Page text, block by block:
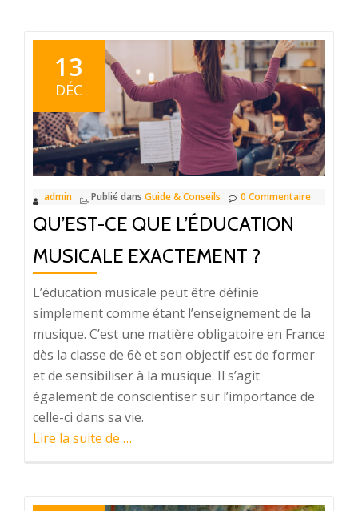
:
moyen
pour
libérer
le
stress
13
DÉC
admin Publié dans Guide & Conseils 0 Commentaire
QU’EST-CE QUE L’ÉDUCATION
MUSICALE EXACTEMENT ?
L’éducation musicale peut être définie
simplement comme étant l’enseignement de la
musique. C’est une matière obligatoire en France
dès la classe de 6è et son objectif est de former
et de sensibiliser à la musique. Il s’agit
également de conscientiser sur l’importance de
celle-ci dans sa vie.
Lire la suite de à
…